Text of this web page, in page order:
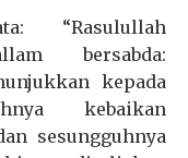
“Rasulullah
bersabda:
kepada
kebaikan
sesungguhnya